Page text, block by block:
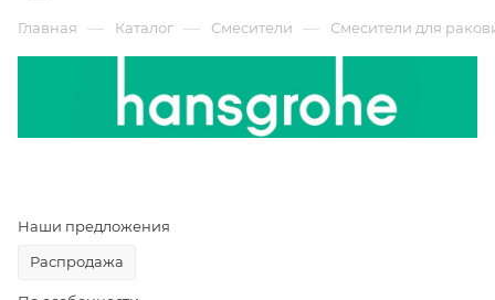
Главная — Каталог — Смесители — Смесители для
Наши предложения
Распродажа